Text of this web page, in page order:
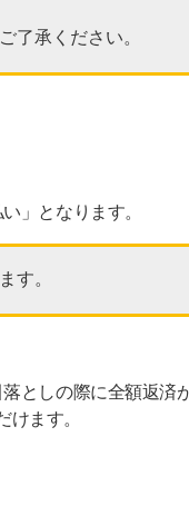
了承ください。
」となります。
す。
としの際に全額返済
ます。